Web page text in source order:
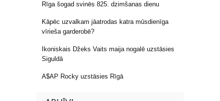
Rīga šogad svinēs 825. dzimšanas dienu
Kāpēc uzvalkam jāatrodas katra mūsdienīga
vīrieša garderobē?
Ikoniskais Džeks Vaits maija nogalē uzstāsies
Siguldā
A$AP Rocky uzstāsies Rīgā